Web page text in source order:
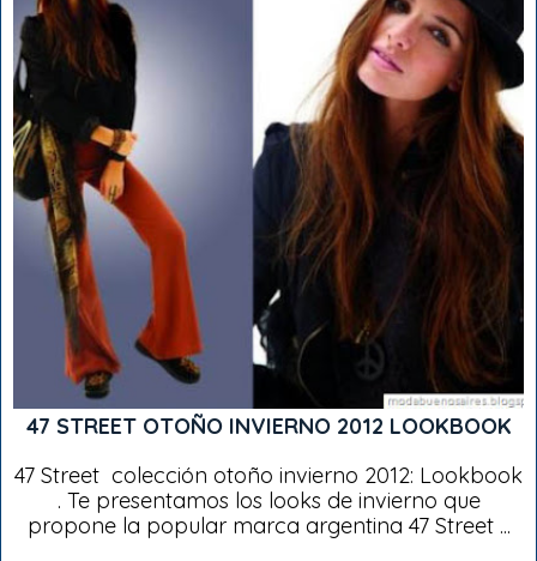
47 STREET OTOÑO INVIERNO 2012 LOOKBOOK
47 Street colección otoño invierno 2012: Lookbook
. Te presentamos los looks de invierno que
propone la popular marca argentina 47 Street ...